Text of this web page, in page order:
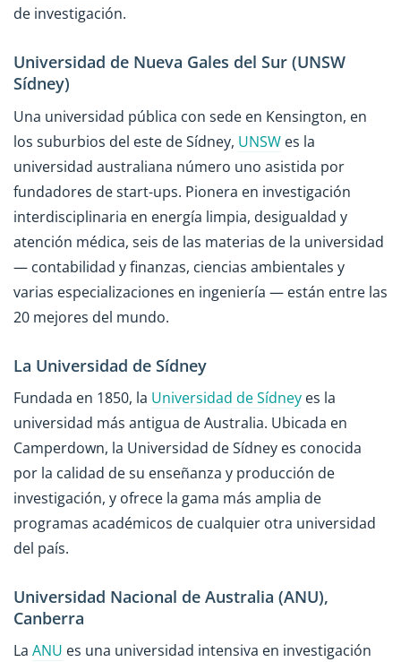
de investigación.
Universidad de Nueva Gales del Sur (UNSW
Sídney)
Una universidad pública con sede en Kensington, en
los suburbios del este de Sídney, UNSW es la
universidad australiana número uno asistida por
fundadores de start-ups. Pionera en investigación
interdisciplinaria en energía limpia, desigualdad y
atención médica, seis de las materias de la universidad
— contabilidad y finanzas, ciencias ambientales y
varias especializaciones en ingeniería — están entre las
20 mejores del mundo.
La Universidad de Sídney
Fundada en 1850, la Universidad de Sídney es la
universidad más antigua de Australia. Ubicada en
Camperdown, la Universidad de Sídney es conocida
por la calidad de su enseñanza y producción de
investigación, y ofrece la gama más amplia de
programas académicos de cualquier otra universidad
del país.
Universidad Nacional de Australia (ANU),
Canberra
La ANU es una universidad intensiva en investigación